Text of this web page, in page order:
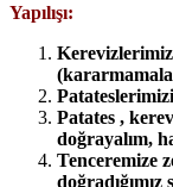
Yapılışı:
Patateslerimizi
Patates ,
doğrayalım,
Tenceremize
doğradığımız